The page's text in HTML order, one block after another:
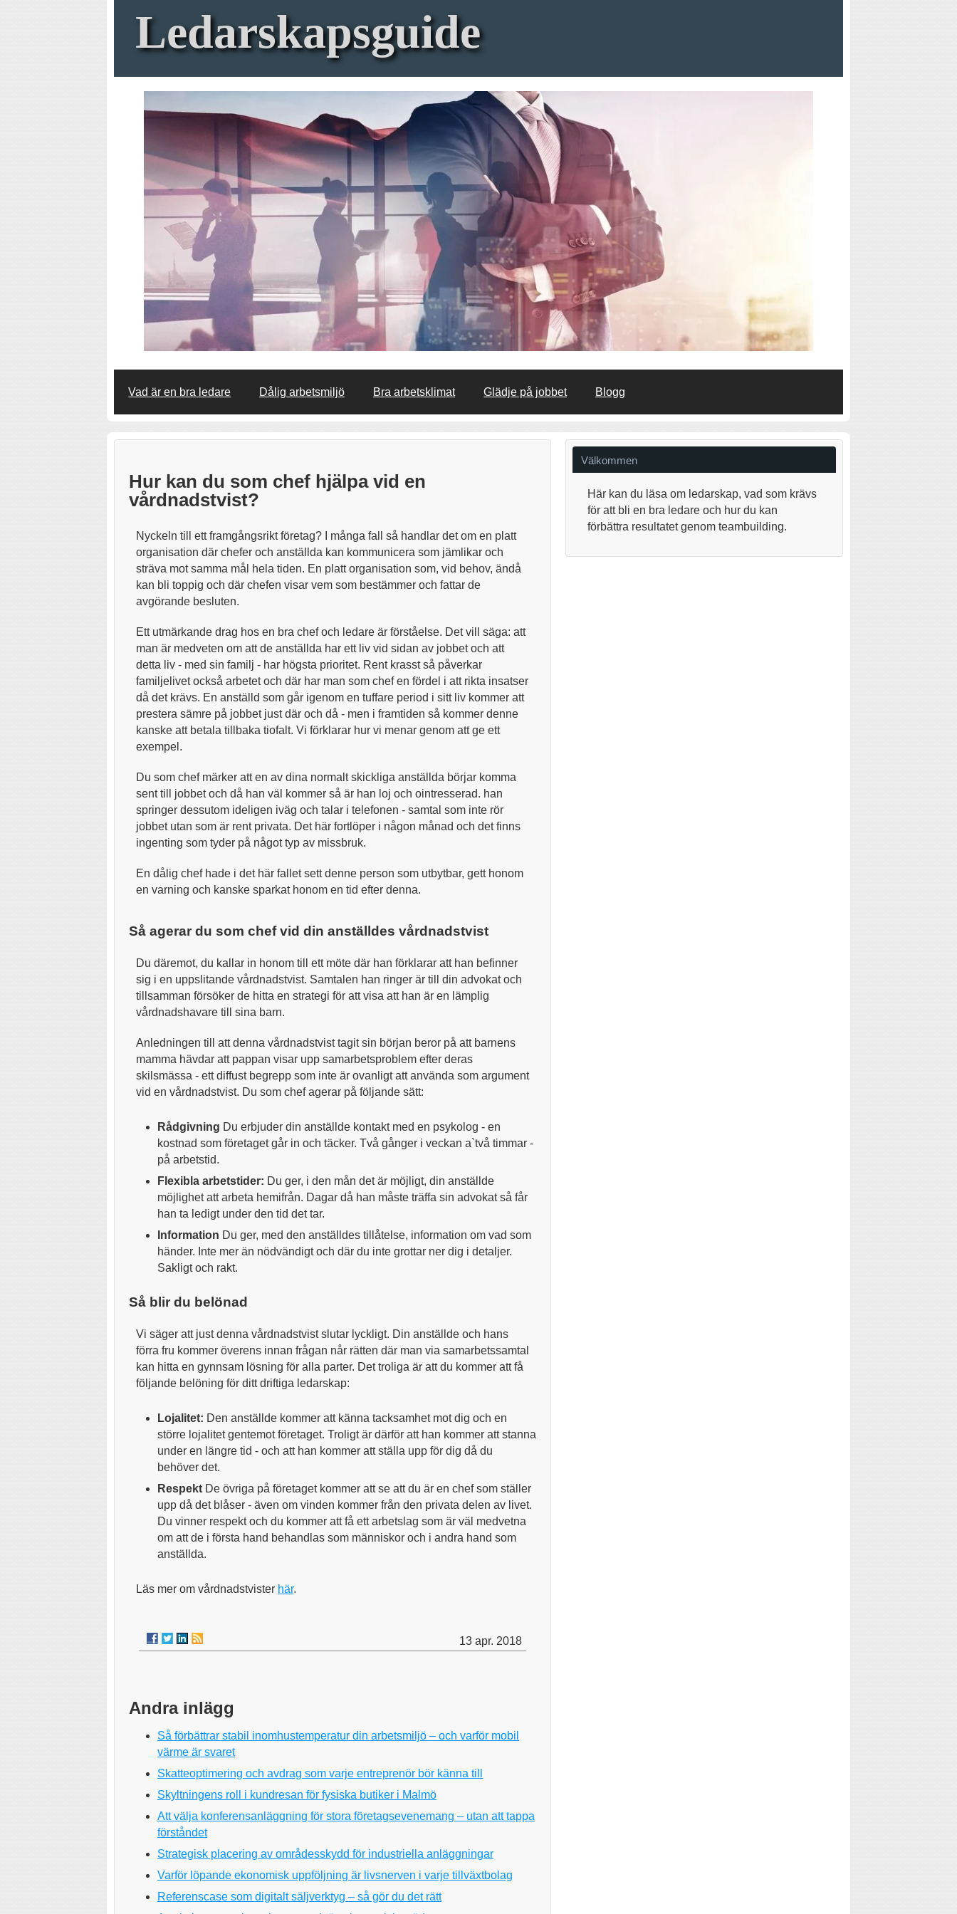
Ledarskapsguide
Vad är en bra ledare Dålig arbetsmiljö Bra arbetsklimat Glädje på jobbet Blogg
Hur kan du som chef hjälpa vid en
vårdnadstvist?
Nyckeln till ett framgångsrikt företag? I många fall så handlar det om en platt
organisation där chefer och anställda kan kommunicera som jämlikar och
sträva mot samma mål hela tiden. En platt organisation som, vid behov, ändå
kan bli toppig och där chefen visar vem som bestämmer och fattar de
avgörande besluten.
Ett utmärkande drag hos en bra chef och ledare är förståelse. Det vill säga: att
man är medveten om att de anställda har ett liv vid sidan av jobbet och att
detta liv - med sin familj - har högsta prioritet. Rent krasst så påverkar
familjelivet också arbetet och där har man som chef en fördel i att rikta insatser
då det krävs. En anställd som går igenom en tuffare period i sitt liv kommer att
prestera sämre på jobbet just där och då - men i framtiden så kommer denne
kanske att betala tillbaka tiofalt. Vi förklarar hur vi menar genom att ge ett
exempel.
Du som chef märker att en av dina normalt skickliga anställda börjar komma
sent till jobbet och då han väl kommer så är han loj och ointresserad. han
springer dessutom ideligen iväg och talar i telefonen - samtal som inte rör
jobbet utan som är rent privata. Det här fortlöper i någon månad och det finns
ingenting som tyder på något typ av missbruk.
En dålig chef hade i det här fallet sett denne person som utbytbar, gett honom
en varning och kanske sparkat honom en tid efter denna.
Så agerar du som chef vid din anställdes vårdnadstvist
Du däremot, du kallar in honom till ett möte där han förklarar att han befinner
sig i en uppslitande vårdnadstvist. Samtalen han ringer är till din advokat och
tillsamman försöker de hitta en strategi för att visa att han är en lämplig
vårdnadshavare till sina barn.
Anledningen till att denna vårdnadstvist tagit sin början beror på att barnens
mamma hävdar att pappan visar upp samarbetsproblem efter deras
skilsmässa - ett diffust begrepp som inte är ovanligt att använda som argument
vid en vårdnadstvist. Du som chef agerar på följande sätt:
Rådgivning Du erbjuder din anställde kontakt med en psykolog - en
kostnad som företaget går in och täcker. Två gånger i veckan a`två timmar -
på arbetstid.
Flexibla arbetstider: Du ger, i den mån det är möjligt, din anställde
möjlighet att arbeta hemifrån. Dagar då han måste träffa sin advokat så får
han ta ledigt under den tid det tar.
Information Du ger, med den anställdes tillåtelse, information om vad som
händer. Inte mer än nödvändigt och där du inte grottar ner dig i detaljer.
Sakligt och rakt.
Så blir du belönad
Vi säger att just denna vårdnadstvist slutar lyckligt. Din anställde och hans
förra fru kommer överens innan frågan når rätten där man via samarbetssamtal
kan hitta en gynnsam lösning för alla parter. Det troliga är att du kommer att få
följande belöning för ditt driftiga ledarskap:
Lojalitet: Den anställde kommer att känna tacksamhet mot dig och en
större lojalitet gentemot företaget. Troligt är därför att han kommer att stanna
under en längre tid - och att han kommer att ställa upp för dig då du
behöver det.
Respekt De övriga på företaget kommer att se att du är en chef som ställer
upp då det blåser - även om vinden kommer från den privata delen av livet.
Du vinner respekt och du kommer att få ett arbetslag som är väl medvetna
om att de i första hand behandlas som människor och i andra hand som
anställda.
Läs mer om vårdnadstvister här.
13 apr. 2018
Andra inlägg
Så förbättrar stabil inomhustemperatur din arbetsmiljö – och varför mobil
värme är svaret
Skatteoptimering och avdrag som varje entreprenör bör känna till
Skyltningens roll i kundresan för fysiska butiker i Malmö
Att välja konferensanläggning för stora företagsevenemang – utan att tappa
förståndet
Strategisk placering av områdesskydd för industriella anläggningar
Varför löpande ekonomisk uppföljning är livsnerven i varje tillväxtbolag
Referenscase som digitalt säljverktyg – så gör du det rätt
Välkommen
Här kan du läsa om ledarskap, vad som krävs
för att bli en bra ledare och hur du kan
förbättra resultatet genom teambuilding.